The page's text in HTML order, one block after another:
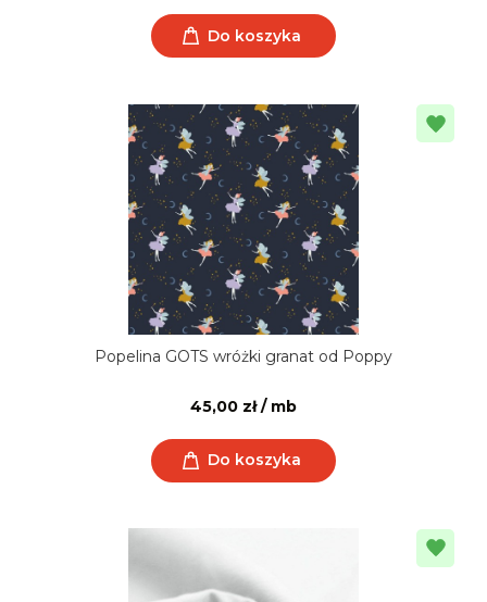
Do koszyka
Popelina GOTS wróżki granat od Poppy
45,00 zł / mb
Do koszyka